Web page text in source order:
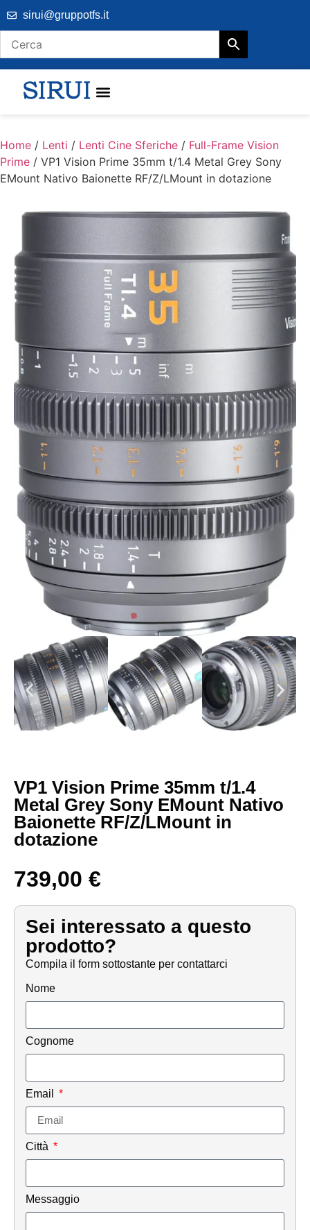
sirui@gruppotfs.it
Home / Lenti / Lenti Cine Sferiche / Full-Frame Vision
Prime / VP1 Vision Prime 35mm t/1.4 Metal Grey Sony
EMount Nativo Baionette RF/Z/LMount in dotazione
VP1 Vision Prime 35mm t/1.4
Metal Grey Sony EMount Nativo
Baionette RF/Z/LMount in
dotazione
739,00 €
Sei interessato a questo
prodotto?
Compila il form sottostante per contattarci
Nome
Cognome
Email
Città
Messaggio